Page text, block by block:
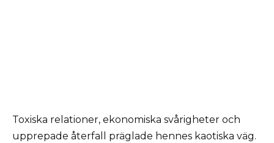
Toxiska relationer, ekonomiska svårigheter och
upprepade återfall präglade hennes kaotiska väg.